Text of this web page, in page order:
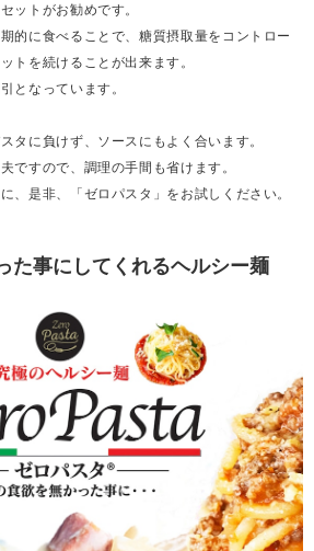
ットがお勧めです。
的に食べることで、糖質摂取量をコントロー
トを続けることが出来ます。
となっています。
タに負けず、ソースにもよく合います。
ですので、調理の手間も省けます。
、是非、「ゼロパスタ」をお試しください。
た事にしてくれるヘルシー麺